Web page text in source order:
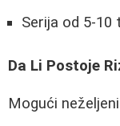
Serija od 5-10
Da Li Postoje
Mogući